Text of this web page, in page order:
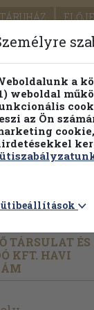
TÁRSULAT ÉS
KFT. HAVI
a
weboldal
az Ön